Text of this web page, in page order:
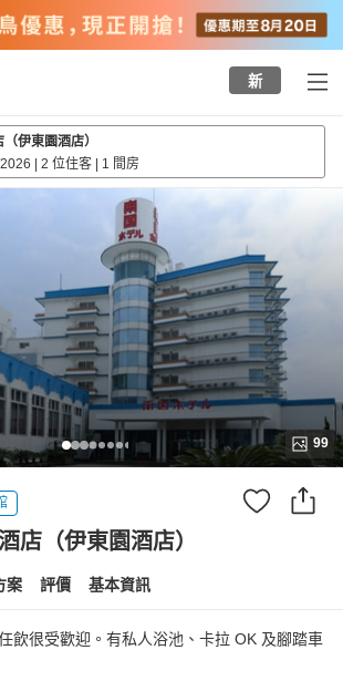
新
伊東園酒店）
| 2 位住客 | 1 間房
99
店（伊東園酒店）
案 評價 基本資訊
飲很受歡迎。有私人浴池、卡拉 OK 及腳踏車